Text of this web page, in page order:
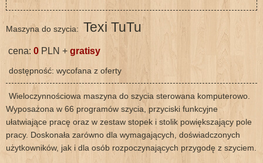
Maszyna do szycia: Texi TuTu
cena: 0 PLN + gratisy
dostępność: wycofana z oferty
Wieloczynnościowa maszyna do szycia sterowana komputerowo.
Wyposażona w 66 programów szycia, przyciski funkcyjne
ułatwiające pracę oraz w zestaw stopek i stolik powiększający pole
pracy. Doskonała zarówno dla wymagających, doświadczonych
użytkowników, jak i dla osób rozpoczynających przygodę z szyciem.